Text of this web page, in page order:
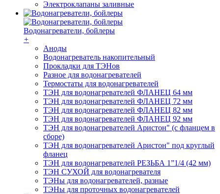
Электроклапаны заливные
Водонагреватели, бойлеры
+
Аноды
Водонагреватель накопительный
Прокладки для ТЭНов
Разное для водонагревателей
Термостаты для водонагревателей
ТЭН для водонагревателей ФЛАНЕЦ 64 мм
ТЭН для водонагревателей ФЛАНЕЦ 72 мм
ТЭН для водонагревателей ФЛАНЕЦ 82 мм
ТЭН для водонагревателей ФЛАНЕЦ 92 мм
ТЭН для водонагревателей Аристон" (с фланцем в
сборе)
ТЭН для водонагревателей Аристон" под круглый
фланец
ТЭН для водонагревателей РЕЗЬБА 1”1/4 (42 мм)
ТЭН СУХОЙ для водонагревателя
ТЭНы для водонагревателей, разные
ТЭНы для проточных водонагревателей